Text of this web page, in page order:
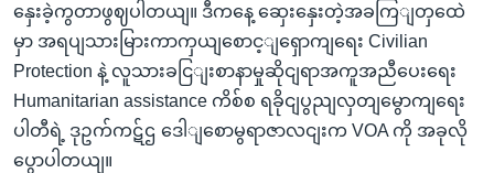
နှေးခဲ့ကွတာဖွဈပါတယျ။ ဒီကနေ့ ဆှေးနှေးတဲ့အခကြျတှထေဲ
မှာ အရပျသားမြားကာကှယျစောင့ျရှောကျရေး Civilian
Protection နဲ့ လူသားခငြျးစာနာမှုဆိုငျရာအကူအညီပေးရေး
Humanitarian assistance ကိစ်စ ရခိုငျပွညျလှတျမွောကျရေး
ပါတီရဲ့ ဒုဥက်ကဋ်ဌ ဒေါျစောမွရာဇာလငျးက VOA ကို အခုလို
ပွောပါတယျ။